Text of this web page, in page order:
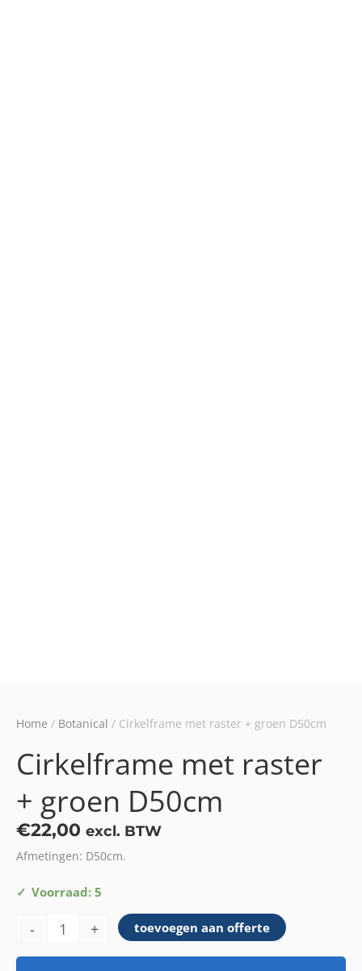
Home / Botanical / Cirkelframe met raster + groen D50cm
Cirkelframe met raster
+ groen D50cm
€22,00 excl. BTW
Afmetingen: D50cm.
Voorraad: 5
-
Cirkelframe
raster
+ toevoegen aan offerte